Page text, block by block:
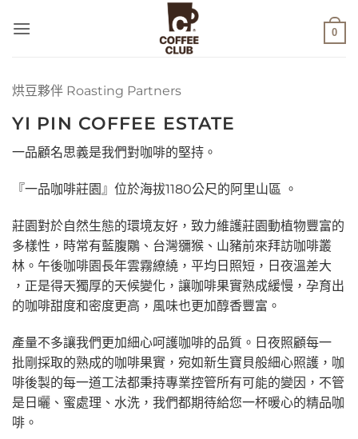
0
烘豆夥伴 Roasting Partners
YI PIN COFFEE ESTATE
一品顧名思義是我們對咖啡的堅持。
『一品咖啡莊園』位於海拔1180公尺的阿里山區 。
莊園對於自然生態的環境友好，致力維護莊園動植物豐富的
多樣性，時常有藍腹鷴、台灣獼猴、山豬前來拜訪咖啡叢
林。午後咖啡園長年雲霧繚繞，平均日照短，日夜溫差大
，正是得天獨厚的天候變化，讓咖啡果實熟成緩慢，孕育出
的咖啡甜度和密度更高，風味也更加醇香豐富。
產量不多讓我們更加細心呵護咖啡的品質。日夜照顧每一
批剛採取的熟成的咖啡果實，宛如新生寶貝般細心照護，咖
啡後製的每一道工法都秉持專業控管所有可能的變因，不管
是日曬、蜜處理、水洗，我們都期待給您一杯暖心的精品咖
啡。